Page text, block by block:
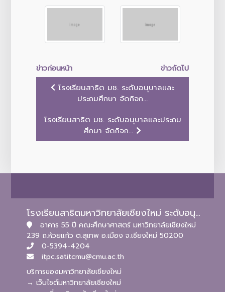
ข่าวก่อนหน้า
ข่าวถัดไป
โรงเรียนสาธิต มช. ระดับอนุบาลและ
ประถมศึกษา จัดกิจก...
โรงเรียนสาธิต มช. ระดับอนุบาลและประถม
ศึกษา จัดกิจก...
โรงเรียนสาธิตมหาวิทยาลัยเชียงใหม่ ระดับอนุบาลและประถมศึกษา
อาคาร 55 ปี คณะศึกษาศาสตร์ มหาวิทยาลัยเชียงใหม่
239 ถ.ห้วยแก้ว ต.สุเทพ อ.เมือง จ.เชียงใหม่ 50200
0-5394-4204
itpc.satitcmu@cmu.ac.th
บริการของมหาวิทยาลัยเชียงใหม่
→ เว็บไซต์มหาวิทยาลัยเชียงใหม่